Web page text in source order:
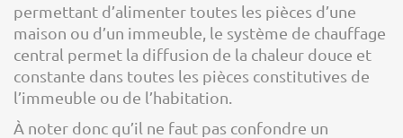
permettant d’alimenter toutes les pièces d’une
maison ou d’un immeuble, le système de chauffage
central permet la diffusion de la chaleur douce et
constante dans toutes les pièces constitutives de
l’immeuble ou de l’habitation.
À noter donc qu’il ne faut pas confondre un